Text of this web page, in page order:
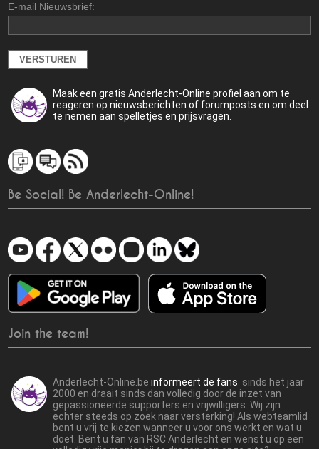
E-mail Nieuwsbrief:
Maak een gratis Anderlecht-Online profiel aan om te
reageren op nieuwsberichten of forumposts en om deel
te nemen aan spelletjes en prijsvragen.
Be Social! Be Anderlecht-Online!
Join the team!
Anderlecht-Online.beinformeert de fans sinds het jaar
2000 en draait sinds dan volledig door de inzet van
gepassioneerde supporters en vrijwilligers. Wij zijn
echter steeds op zoek naar versterking! Als webteamlid
bent u vrij te kiezen wanneer u voor ons werkt en wat u
doet. Bent u fan van RSC Anderlecht en wenst u op een